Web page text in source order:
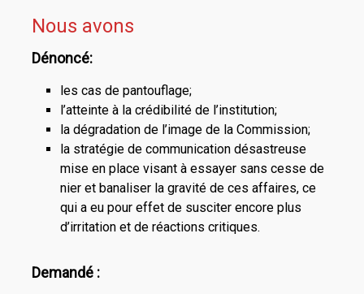
Nous avons
Dénoncé:
les cas de pantouflage;
l’atteinte à la crédibilité de l’institution;
la dégradation de l’image de la Commission;
la stratégie de communication désastreuse
mise en place visant à essayer sans cesse de
nier et banaliser la gravité de ces affaires, ce
qui a eu pour effet de susciter encore plus
d’irritation et de réactions critiques.
Demandé :